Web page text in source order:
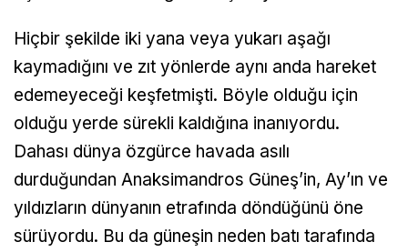
Hiçbir şekilde iki yana veya yukarı aşağı
kaymadığını ve zıt yönlerde aynı anda hareket
edemeyeceği keşfetmişti. Böyle olduğu için
olduğu yerde sürekli kaldığına inanıyordu.
Dahası dünya özgürce havada asılı
durduğundan Anaksimandros Güneş’in, Ay’ın ve
yıldızların dünyanın etrafında döndüğünü öne
sürüyordu. Bu da güneşin neden batı tarafında